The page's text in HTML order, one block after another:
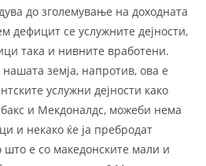
до зголемување на доходната
дефицит се услужните дејности,
така и нивните вработени.
земја, напротив, ова е
услужни дејности како
и Мекдоналдс, можеби нема
и некако ќе ја пребродат
што е со македонските мали и